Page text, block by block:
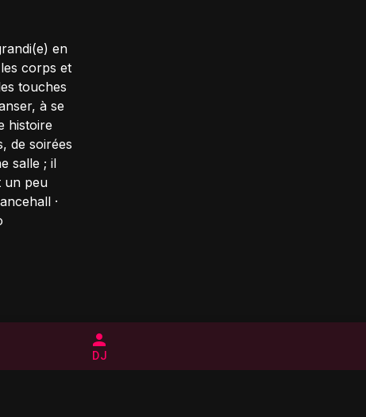
en
corps et
touches
à se
histoire
de soirées
salle ; il
un peu
·
DJ